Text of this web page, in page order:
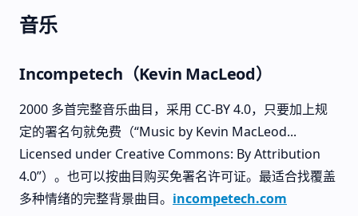
音乐
Incompetech（Kevin MacLeod）
2000 多首完整音乐曲目，采用 CC-BY 4.0，只要加上规
定的署名句就免费（“Music by Kevin MacLeod...
Licensed under Creative Commons: By Attribution
4.0”）。也可以按曲目购买免署名许可证。最适合找覆盖
多种情绪的完整背景曲目。 incompetech.com